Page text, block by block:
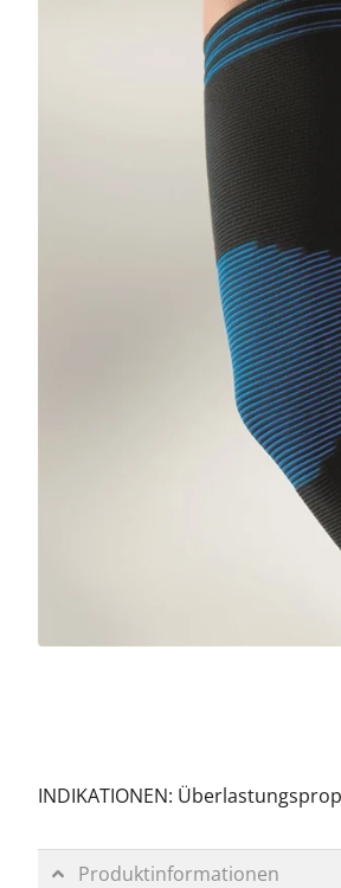
INDIKATIONEN:
Produktinformationen